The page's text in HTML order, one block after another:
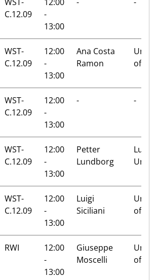
C.12.09
-
13:00
WST-
C.12.09
12:00
-
13:00
Ana Costa
Ramon
of
WST-
C.12.09
12:00
-
13:00
- -
WST-
C.12.09
12:00
-
13:00
Petter
Lundborg
Lund
WST-
C.12.09
12:00
-
13:00
Luigi
Siciliani
of
RWI
12:00
-
13:00
Giuseppe
Moscelli
of